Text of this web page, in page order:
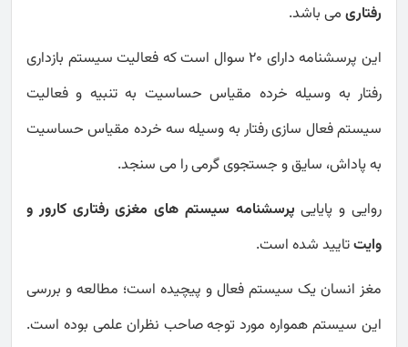
رفتاریمی باشد.
این پرسشنامه دارای 20 سوال است که فعالیت سیستم بازداری
رفتار به وسیله خرده مقیاس حساسیت به تنبیه و فعالیت
سیستم فعال سازی رفتار به وسیله سه خرده مقیاس حساسیت
به پاداش، سایق و جستجوی گرمی را می سنجد.
روایی و پایایی پرسشنامه سیستم های مغزی رفتاری کارور و
وایتتایید شده است.
مغز انسان یک سیستم فعال و پیچیده است؛ مطالعه و بررسی
این سیستم همواره مورد توجه صاحب نظران علمی بوده است.